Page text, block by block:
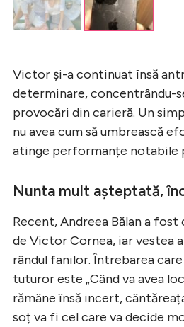
Victor și-a continuat însă
determinare, concentrându-
provocări din carieră. Un
nu avea cum să umbrească
atinge performanțe notabile
Nunta mult așteptată,
Recent, Andreea Bălan a
de Victor Cornea, iar vestea
rândul fanilor. Întrebarea
tuturor este „Când va avea
rămâne însă incert,
soț va fi cel care va decide